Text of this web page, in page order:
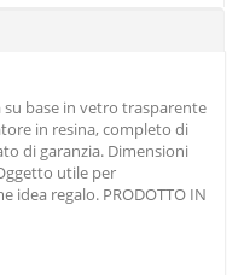
base in vetro trasparente
in resina, completo di
di garanzia. Dimensioni
utile per
idea regalo. PRODOTTO IN